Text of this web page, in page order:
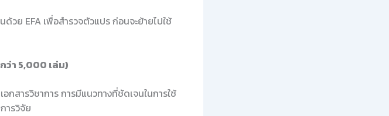
ย EFA เพื่อสำรวจตัวแปร ก่อนจะย้ายไปใช้
า 5,000 เล่ม)
กสารวิชาการ การมีแนวทางที่ชัดเจนในการใช้
ารวิจัย